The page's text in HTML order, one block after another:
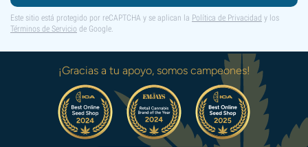
Este sitio está protegido por reCAPTCHA y se aplican la Política de Privacidad y los
Términos de Servicio de Google.
¡Gracias a tu apoyo, somos campeones!